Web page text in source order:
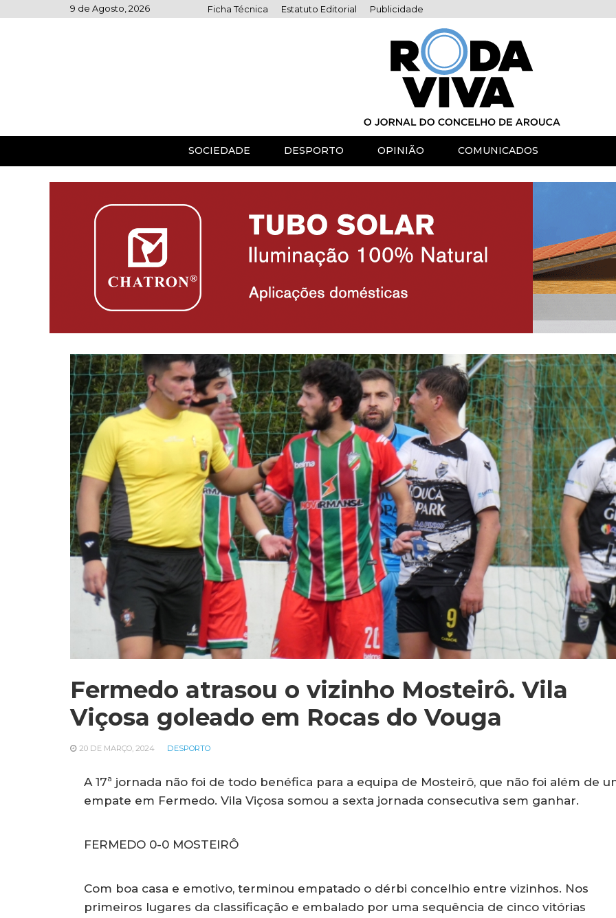
to
9 de Agosto, 2026 Ficha Técnica Estatuto Editorial Publicidade
SOCIEDADE DESPORTO OPINIÃO COMUNICADOS
Fermedo atrasou o vizinho Mosteirô. Vila
Viçosa goleado em Rocas do Vouga
20 DE MARÇO, 2024 DESPORTO
A 17ª jornada não foi de todo benéfica para a equipa de Mosteirô, que não foi além de
empate em Fermedo. Vila Viçosa somou a sexta jornada consecutiva sem ganhar.
FERMEDO 0-0 MOSTEIRÔ
Com boa casa e emotivo, terminou empatado o dérbi concelhio entre vizinhos. Nos
primeiros lugares da classificação e embalado por uma sequência de cinco vitórias